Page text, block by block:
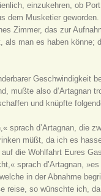
einzukehren, ob
dem Musketier
Zimmer, das zur
als man es haben könne;
mußte also d’Artagnan
und knüpfte
ein Unglück widerfahren sein?« – »Eure Herrlichkeit muß wohl wahrgenommen haben, daß er seine Reise nicht fortsetzen konnte.« – »In der That, er versprach uns, sogleich nachzufolgen, und wir haben ihn nicht wiedergesehen.« – »Er hat uns die Ehre erzeigt, hier zu bleiben.« – »Wie? er hat Euch die Ehre erzeigt, hier zu bleiben?« – »Ja, gnädiger Herr, in diesem Gasthof. Wir sind sogar sehr in Unruhe.« – »Worüber?« – »Ueber gewisse Ausgaben, die er gemacht hat.« – »Gut! aber er wird die Ausgaben, die er gemacht hat, bezahlen.« – »Ah, gnädiger Herr, Ihr gießt mir in der That Balsam in das Blut. Wir haben große Vorschüsse geleistet und noch diesen Morgen erklärte uns der Wundarzt, wenn ihn Herr Porthos nicht bezahle, so werde er sich an mich halten, da ich ihn habe holen lassen.« – »Porthos ist also verwundet?« – »Ich wüßte es Euch nicht zu sagen, gnädiger Herr.« – »Wie, Ihr wüßtet es mir nicht zu sagen? Ihr solltet doch besser unterrichtet sein, als irgend Jemand.« – »Ja, aber wir in unserem Stande sagen nicht Alles, was wir wissen, besonders wenn man uns bedeutet hat, daß unsere Ohren für unsere Zunge haften müssen.« – »Kann ich Porthos sehen?« – »Gewiß, gnädiger Herr, geht die Treppe hinauf und klopft im ersten Stocke an Nr. 1, nur thut ihm kund, daß Ihr es seid.« – »Wie, ich soll ihm kundthun, daß ich es bin?« – »Ja, es könnte